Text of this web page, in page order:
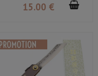
15.00 €